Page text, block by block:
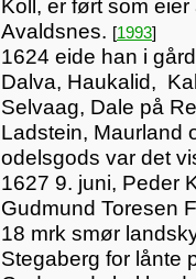
Koll, er ført som
Avaldsnes. [1993]
1624 eide han i
Dalva, Haukalid,
Selvaag, Dale på
Ladstein, Maurland
odelsgods var det
1627 9. juni, Peder
Gudmund Toresen
18 mrk smør
Stegaberg for lånte